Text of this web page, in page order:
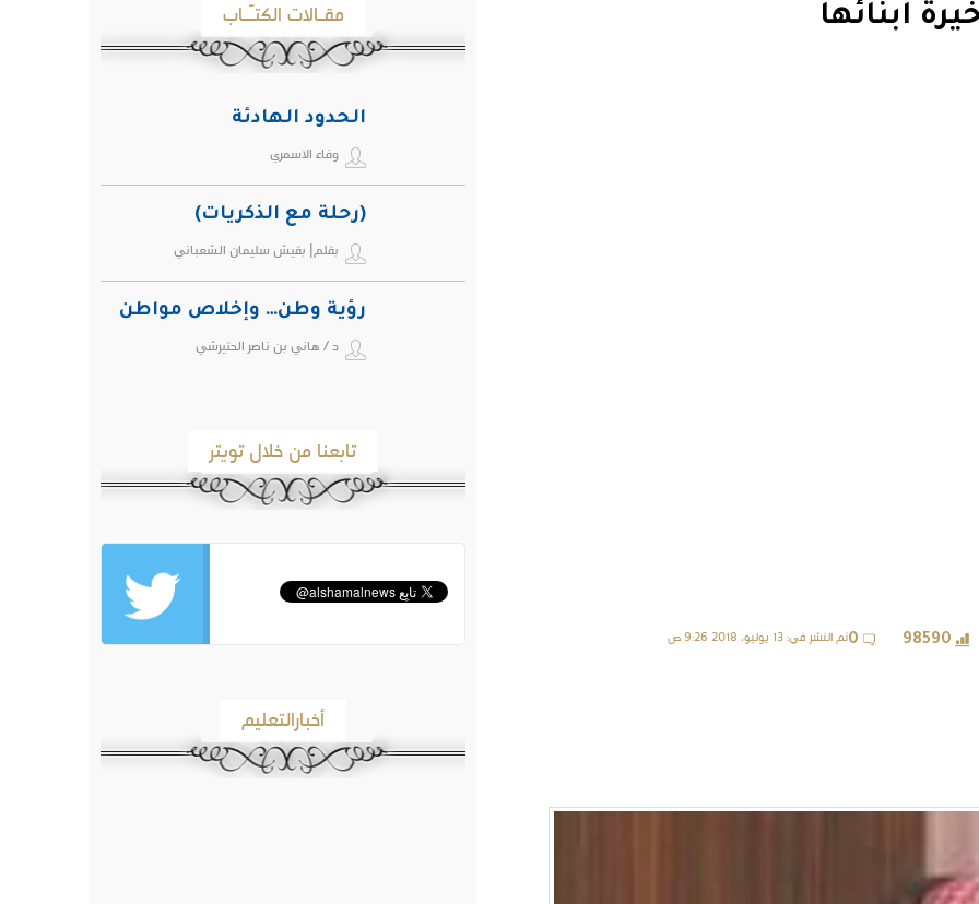
أبنائها
تم النشر في: 13 يوليو، 2018 9:26 ص 98590
0
مقـالات الكتـّـاب
الحدود الهادئة
وفاء الاسمري
(رحلة مع الذكريات)
بقلم| بقيش سليمان الشعباني
رؤية وطن… وإخلاص مواطن
د / هاني بن ناصر الحتيرشي
تابعنا من خلال تويتر
أخبارالتعليم